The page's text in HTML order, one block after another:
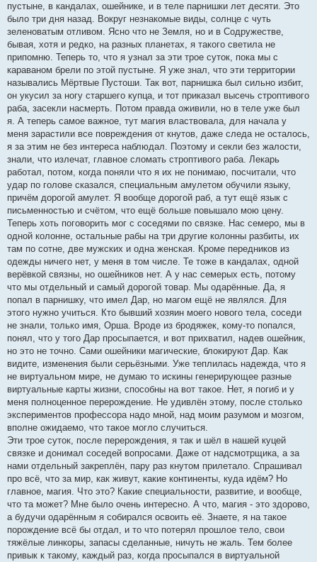
пустыне, в кандалах, ошейнике, и в теле парнишки лет десяти. Это
было три дня назад. Вокруг незнакомые виды, солнце с чуть
зеленоватым отливом. Ясно что не Земля, но и в Содружестве,
бывая, хотя и редко, на разных планетах, я такого светила не
припомню. Теперь то, что я узнал за эти трое суток, пока мы с
караваном брели по этой пустыне. Я уже знал, что эти территории
назывались Мёртвые Пустоши. Так вот, парнишка был сильно избит,
он укусил за ногу старшего купца, и тот приказал высечь строптивого
раба, засекли насмерть. Потом правда оживили, но в теле уже был
я. А теперь самое важное, тут магия властвовала, для начала у
меня зарастили все повреждения от кнутов, даже следа не осталось,
я за этим не без интереса наблюдал. Поэтому и секли без жалости,
знали, что излечат, главное сломать строптивого раба. Лекарь
работал, потом, когда поняли что я их не понимаю, посчитали, что
удар по голове сказался, специальным амулетом обучили языку,
причём дорогой амулет. Я вообще дорогой раб, а тут ещё язык с
письменностью и счётом, что ещё больше повышало мою цену.
Теперь хоть поговорить мог с соседями по связке. Нас семеро, мы в
одной колонне, остальные рабы на три другие колонны разбиты, их
там по сотне, две мужских и одна женская. Кроме передников из
одежды ничего нет, у меня в том числе. Те тоже в кандалах, одной
верёвкой связны, но ошейников нет. А у нас семерых есть, потому
что мы отдельный и самый дорогой товар. Мы одарённые. Да, я
попал в парнишку, что имел Дар, но магом ещё не являлся. Для
этого нужно учиться. Кто бывший хозяин моего нового тела, соседи
не знали, только имя, Орша. Вроде из бродяжек, кому-то попался,
понял, что у того Дар просыпается, и вот прихватил, надев ошейник,
но это не точно. Сами ошейники магические, блокируют Дар. Как
видите, изменения были серьёзными. Уже теплилась надежда, что я
не виртуальном мире, не думаю то искины генерирующее разные
виртуальные карты жизни, способны на вот такое. Нет, я погиб и у
меня полноценное перерождение. Не удивлён этому, после столько
экспериментов профессора надо мной, над моим разумом и мозгом,
вполне ожидаемо, что такое могло случиться.
Эти трое суток, после перерождения, я так и шёл в нашей куцей
связке и донимал соседей вопросами. Даже от надсмотрщика, а за
нами отдельный закреплён, пару раз кнутом прилетало. Спрашивал
про всё, что за мир, как живут, какие континенты, куда идём? Но
главное, магия. Что это? Какие специальности, развитие, и вообще,
что та может? Мне было очень интересно. А что, магия - это здорово,
а будучи одарённым я собирался освоить её. Знаете, я на такое
порождение всё бы отдал, и то что потерял прошлое тело, свои
тяжёлые линкоры, запасы сделанные, ничуть не жаль. Тем более
привык к такому, каждый раз, когда просыпался в виртуальной